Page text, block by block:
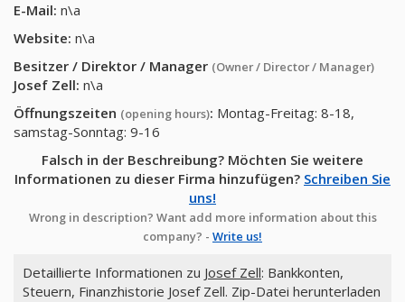
E-Mail: n\a
Website: n\a
Besitzer / Direktor / Manager (Owner / Director / Manager)
Josef Zell: n\a
Öffnungszeiten (opening hours): Montag-Freitag: 8-18,
samstag-Sonntag: 9-16
Falsch in der Beschreibung? Möchten Sie weitere
Informationen zu dieser Firma hinzufügen? Schreiben Sie
uns!
Wrong in description? Want add more information about this
company? - Write us!
Detaillierte Informationen zu Josef Zell: Bankkonten,
Steuern, Finanzhistorie Josef Zell. Zip-Datei herunterladen